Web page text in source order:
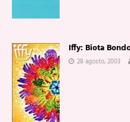
Iffy: Biota
28 agosto, 2003